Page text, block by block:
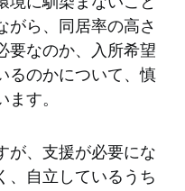
がら、同居率の高さ
要なのか、入所希望
るのかについて、慎
す。
が、支援が必要にな
、自立しているうち